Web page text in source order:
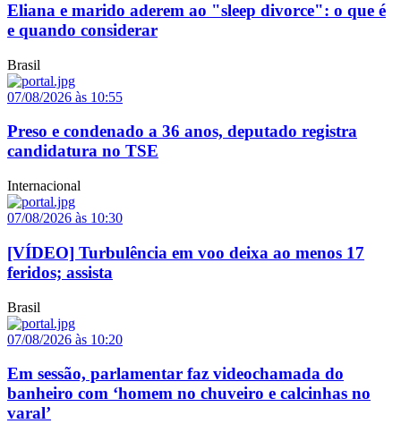
Eliana e marido aderem ao "sleep divorce": o que é
e quando considerar
Brasil
07/08/2026 às 10:55
Preso e condenado a 36 anos, deputado registra
candidatura no TSE
Internacional
07/08/2026 às 10:30
[VÍDEO] Turbulência em voo deixa ao menos 17
feridos; assista
Brasil
07/08/2026 às 10:20
Em sessão, parlamentar faz videochamada do
banheiro com ‘homem no chuveiro e calcinhas no
varal’